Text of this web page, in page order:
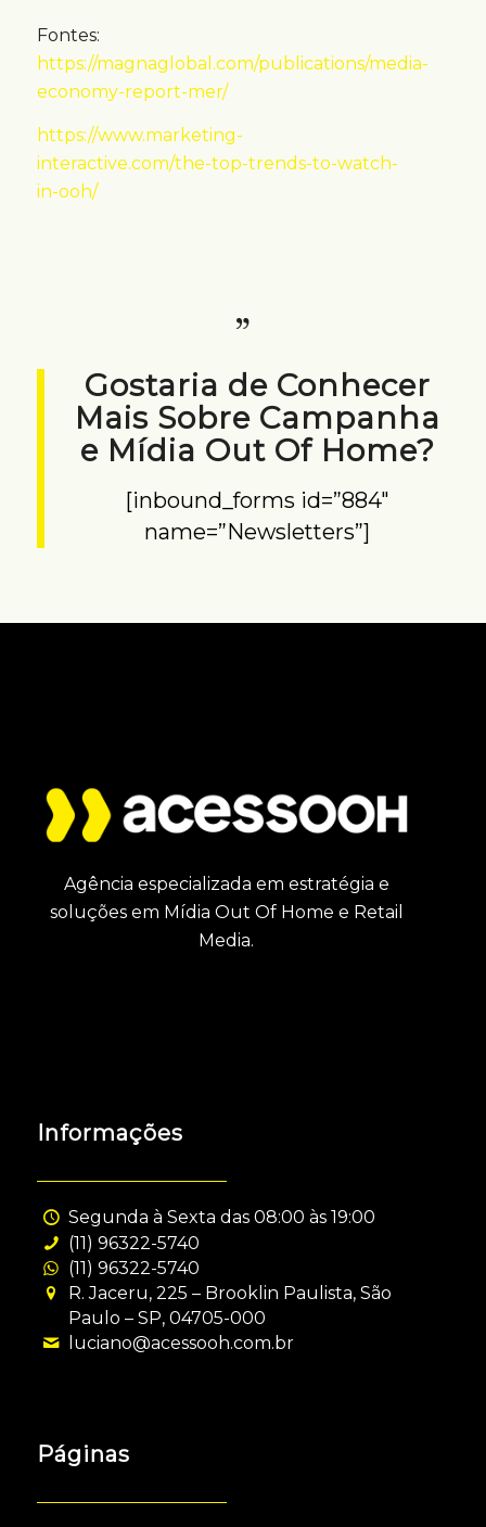
Fontes:
https://magnaglobal.com/publications/media-
economy-report-mer/
https://www.marketing-
interactive.com/the-top-trends-to-watch-
in-ooh/
Gostaria de Conhecer
Mais Sobre Campanha
e Mídia Out Of Home?
[inbound_forms id=”884″
name=”Newsletters”]
Agência especializada em estratégia e
soluções em Mídia Out Of Home e Retail
Media.
Informações
Segunda à Sexta das 08:00 às 19:00
(11) 96322-5740
(11) 96322-5740
R. Jaceru, 225 – Brooklin Paulista, São
Paulo – SP, 04705-000
luciano@acessooh.com.br
Páginas